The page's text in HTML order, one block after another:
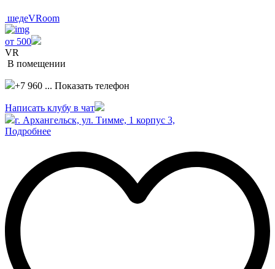
шедеVRoom
от 500
VR
В помещении
+7 960 ... Показать телефон
Написать клубу в чат
г. Архангельск, ул. Тимме, 1 корпус 3,
Подробнее